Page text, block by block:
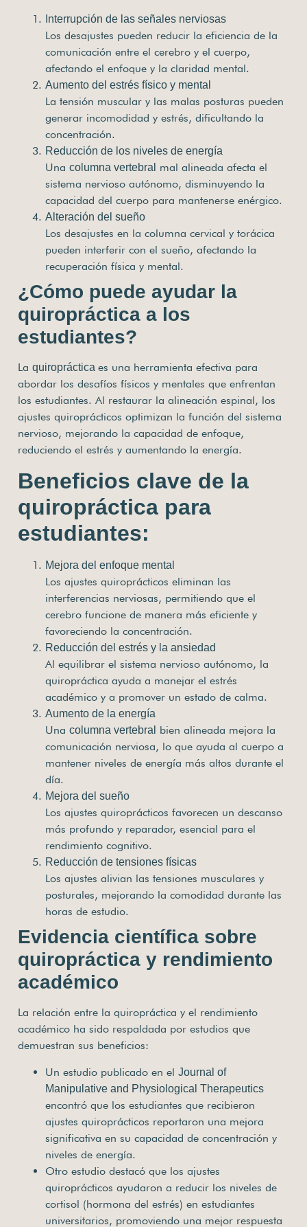
Interrupción de las señales nerviosas
Los desajustes pueden reducir la eficiencia de la
comunicación entre el cerebro y el cuerpo,
afectando el enfoque y la claridad mental.
Aumento del estrés físico y mental
La tensión muscular y las malas posturas pueden
generar incomodidad y estrés, dificultando la
concentración.
Reducción de los niveles de energía
Una columna vertebral
mal alineada afecta el
sistema nervioso autónomo, disminuyendo la
capacidad del cuerpo para mantenerse enérgico.
Alteración del sueño
Los desajustes en la columna cervical y torácica
pueden interferir con el sueño, afectando la
recuperación física y mental.
¿Cómo puede ayudar la
quiropráctica a los
estudiantes?
La quiropráctica es una herramienta efectiva para
abordar los desafíos físicos y mentales que enfrentan
los estudiantes. Al restaurar la alineación espinal, los
ajustes quiroprácticos optimizan la función del sistema
nervioso, mejorando la capacidad de enfoque,
reduciendo el estrés y aumentando la energía.
Beneficios clave de la
quiropráctica para
estudiantes:
Mejora del enfoque mental
Los ajustes quiroprácticos eliminan las
interferencias nerviosas, permitiendo que el
cerebro funcione de manera más eficiente y
favoreciendo la concentración.
Reducción del estrés y la ansiedad
Al equilibrar el sistema nervioso autónomo, la
quiropráctica ayuda a manejar el estrés
académico y a promover un estado de calma.
Aumento de la energía
Una columna vertebral
bien alineada mejora la
comunicación nerviosa, lo que ayuda al cuerpo a
mantener niveles de energía más altos durante el
día.
Mejora del sueño
Los ajustes quiroprácticos favorecen un descanso
más profundo y reparador, esencial para el
rendimiento cognitivo.
Reducción de tensiones físicas
Los ajustes alivian las tensiones musculares y
posturales, mejorando la comodidad durante las
horas de estudio.
Evidencia científica sobre
quiropráctica y rendimiento
académico
La relación entre la quiropráctica y el rendimiento
académico ha sido respaldada por estudios que
demuestran sus beneficios:
Un estudio publicado en el Journal of
Manipulative and Physiological Therapeutics
encontró que los estudiantes que recibieron
ajustes quiroprácticos reportaron una mejora
significativa en su capacidad de concentración y
niveles de energía.
Otro estudio destacó que los ajustes
quiroprácticos ayudaron a reducir los niveles de
cortisol (hormona del estrés) en estudiantes
universitarios, promoviendo una mejor respuesta